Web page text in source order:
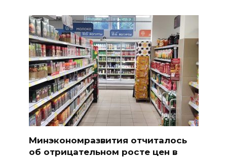
Минэкономразвития отчиталось
об отрицательном росте цен в